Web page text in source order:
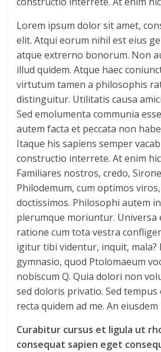
Lorem ipsum dolor sit amet,
elit. Atqui eorum nihil est eius
atque extrerno bonorum. Non
illud quidem. Atque haec
virtutum tamen a philosophis
distinguitur. Utilitatis causa
Sed emolumenta communia
autem facta et peccata non
Itaque his sapiens semper
constructio interrete. At enim
Familiares nostros, credo,
Philodemum, cum optimos
doctissimos. Philosophi autem
plerumque moriuntur. Universa
ratione cum tota vestra
igitur tibi videntur, inquit, mala?
gymnasio, quod Ptolomaeum
nobiscum Q. Quia dolori non
sed doloris privatio. Sed
recta quidem ad me. An eiusdem
Curabitur cursus et ligula ut
consequat sapien eget